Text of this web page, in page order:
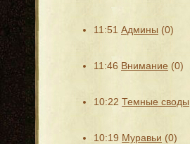
11:51 Админы (0)
11:46 Внимание (0)
10:22 Темные своды
10:19 Муравьи (0)